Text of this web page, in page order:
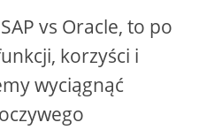
vs Oracle, to po
korzyści i
wyciągnąć